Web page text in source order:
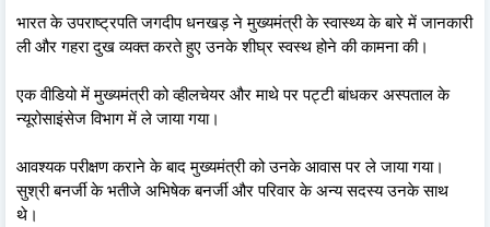
भारत के उपराष्ट्रपति जगदीप धनखड़ ने मुख्यमंत्री के स्वास्थ्य के बारे में जानकारी
ली और गहरा दुख व्यक्त करते हुए उनके शीघ्र स्वस्थ होने की कामना की।
एक वीडियो में मुख्यमंत्री को व्हीलचेयर और माथे पर पट्टी बांधकर अस्पताल के
न्यूरोसाइंसेज विभाग में ले जाया गया।
आवश्यक परीक्षण कराने के बाद मुख्यमंत्री को उनके आवास पर ले जाया गया।
सुश्री बनर्जी के भतीजे अभिषेक बनर्जी और परिवार के अन्य सदस्य उनके साथ
थे।